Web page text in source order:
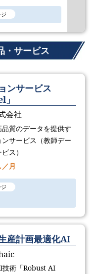
・サービス
ンサービス
会社
質のデータを提供す
サービス（教師デー
ス）
月
産計画最適化AI
技術「Robust AI